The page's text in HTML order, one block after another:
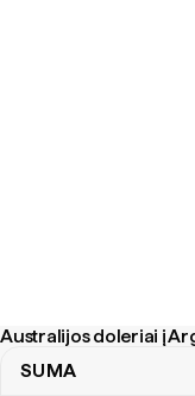
Australijos doleriai į
SUMA